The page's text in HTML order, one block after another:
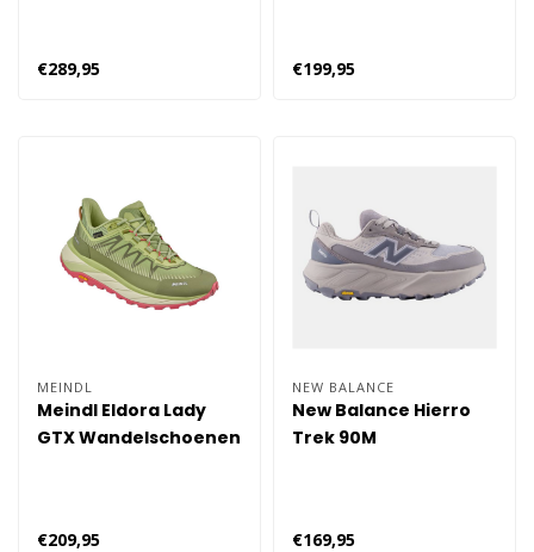
€289,95 €199,95
MEINDL
Meindl Eldora Lady
GTX Wandelschoenen
€209,95
NEW BALANCE
New Balance Hierro
Trek 90M
€169,95